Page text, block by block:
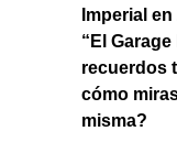
Imperial
“El
recuerdos
cómo
misma?